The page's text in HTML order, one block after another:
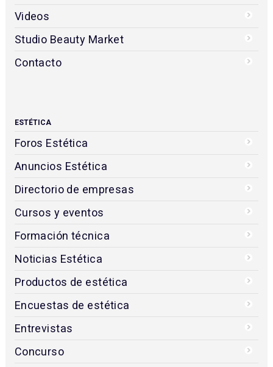
Videos
Studio Beauty Market
Contacto
ESTÉTICA
Foros Estética
Anuncios Estética
Directorio de empresas
Cursos y eventos
Formación técnica
Noticias Estética
Productos de estética
Encuestas de estética
Entrevistas
Concurso